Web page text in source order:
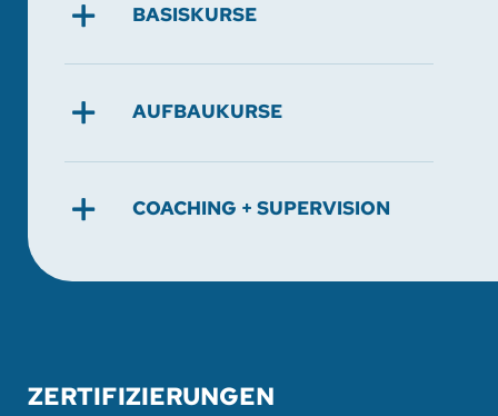
BASISKURSE
AUFBAUKURSE
COACHING + SUPERVISION
ZERTIFIZIERUNGEN